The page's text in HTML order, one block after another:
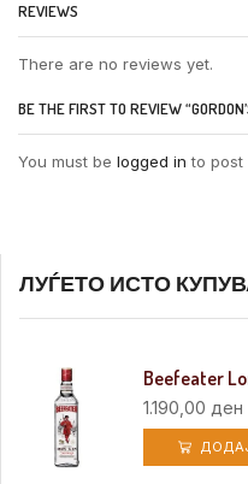
REVIEWS
There are no reviews yet.
BE THE FIRST TO REVIEW
You must be logged in to post
ЛУЃЕТО ИСТО
Beefeater
1.190,00 ден